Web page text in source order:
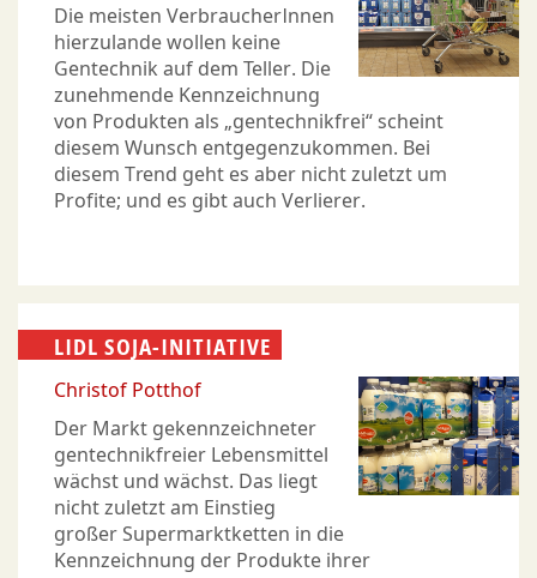
Die meisten VerbraucherInnen
hierzulande wollen keine
Gentechnik auf dem Teller. Die
zunehmende Kennzeichnung
von Produkten als „gentechnikfrei“ scheint
diesem Wunsch entgegenzukommen. Bei
diesem Trend geht es aber nicht zuletzt um
Profite; und es gibt auch Verlierer.
LIDL SOJA-INITIATIVE
Christof Potthof
Der Markt gekennzeichneter
gentechnikfreier Lebensmittel
wächst und wächst. Das liegt
nicht zuletzt am Einstieg
großer Supermarktketten in die
Kennzeichnung der Produkte ihrer